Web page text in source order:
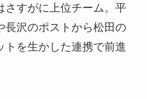
さすがに上位チーム。平
長沢のポストから松田の
トを生かした連携で前進